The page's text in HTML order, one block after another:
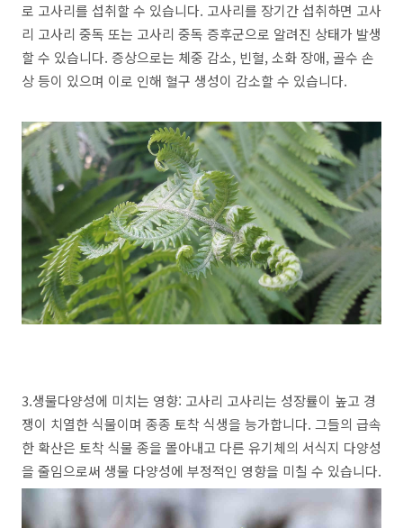
로 고사리를 섭취할 수 있습니다. 고사리를 장기간 섭취하면 고사
리 고사리 중독 또는 고사리 중독 증후군으로 알려진 상태가 발생
할 수 있습니다. 증상으로는 체중 감소, 빈혈, 소화 장애, 골수 손
상 등이 있으며 이로 인해 혈구 생성이 감소할 수 있습니다.
3.생물다양성에 미치는 영향: 고사리 고사리는 성장률이 높고 경
쟁이 치열한 식물이며 종종 토착 식생을 능가합니다. 그들의 급속
한 확산은 토착 식물 종을 몰아내고 다른 유기체의 서식지 다양성
을 줄임으로써 생물 다양성에 부정적인 영향을 미칠 수 있습니다.